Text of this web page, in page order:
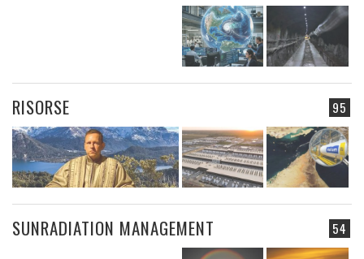
95
RISORSE
54
SUNRADIATION MANAGEMENT